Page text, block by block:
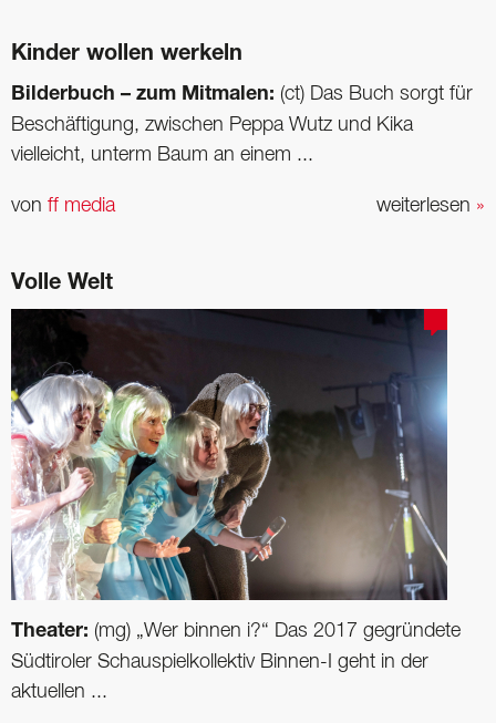
Kinder wollen werkeln
Bilderbuch – zum Mitmalen: (ct) Das Buch sorgt für
Beschäftigung, zwischen Peppa Wutz und Kika
vielleicht, unterm Baum an einem ...
weiterlesen »
von ff media
Volle Welt
Theater: (mg) „Wer binnen i?“ Das 2017 gegründete
Südtiroler Schauspielkollektiv Binnen-I geht in der
aktuellen ...